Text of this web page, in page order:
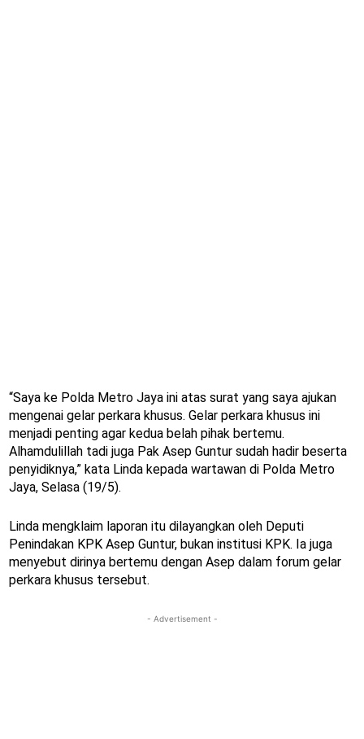
“Saya ke Polda Metro Jaya ini atas surat yang saya ajukan
mengenai gelar perkara khusus. Gelar perkara khusus ini
menjadi penting agar kedua belah pihak bertemu.
Alhamdulillah tadi juga Pak Asep Guntur sudah hadir beserta
penyidiknya,” kata Linda kepada wartawan di Polda Metro
Jaya, Selasa (19/5).
Linda mengklaim laporan itu dilayangkan oleh Deputi
Penindakan KPK Asep Guntur, bukan institusi KPK. Ia juga
menyebut dirinya bertemu dengan Asep dalam forum gelar
perkara khusus tersebut.
- Advertisement -